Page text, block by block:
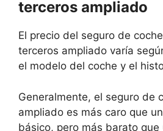
terceros ampliado
El precio del seguro de
terceros ampliado varía
el modelo del coche y el
Generalmente, el seguro de
ampliado es más caro que
básico, pero más barato